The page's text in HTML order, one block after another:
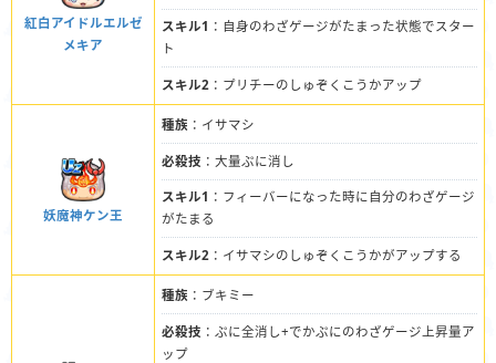
紅白アイドルエルゼ
メキア
スキル1 ：自身のわざゲージがたまった状態でスター
ト
スキル2 ：プリチーのしゅぞくこうかアップ
妖魔神ケン王
種族 ：イサマシ
必殺技 ：大量ぷに消し
スキル1 ：フィーバーになった時に自分のわざゲージ
がたまる
スキル2 ：イサマシのしゅぞくこうかがアップする
種族 ：ブキミー
必殺技 ：ぷに全消し+でかぷにのわざゲージ上昇量ア
ップ